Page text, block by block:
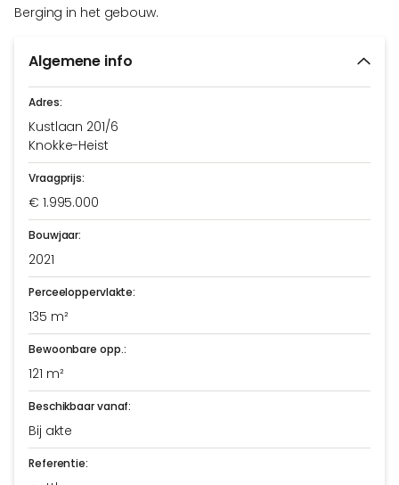
Berging in het gebouw.
Algemene info
Adres:
Kustlaan 201/6
Knokke-Heist
Vraagprijs:
€ 1.995.000
Bouwjaar:
2021
Perceeloppervlakte:
135 m²
Bewoonbare opp.:
121 m²
Beschikbaar vanaf:
Bij akte
Referentie: